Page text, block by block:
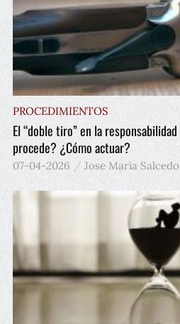
PROCEDIMIENTOS
El “doble tiro” en la
procede? ¿Cómo actuar?
07-04-2026 Jose María Salcedo